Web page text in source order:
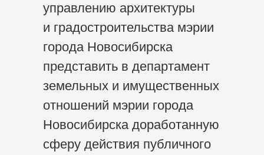
управлению архитектуры
и градостроительства мэрии
города Новосибирска
представить в департамент
земельных и имущественных
отношений мэрии города
Новосибирска доработанную
сферу действия публичного